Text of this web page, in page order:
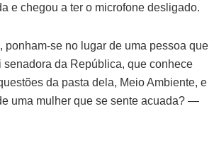
e chegou a ter o microfone desligado.
ponham-se no lugar de uma pessoa que
da República, que conhece
da pasta dela, Meio Ambiente, e
uma mulher que se sente acuada? —